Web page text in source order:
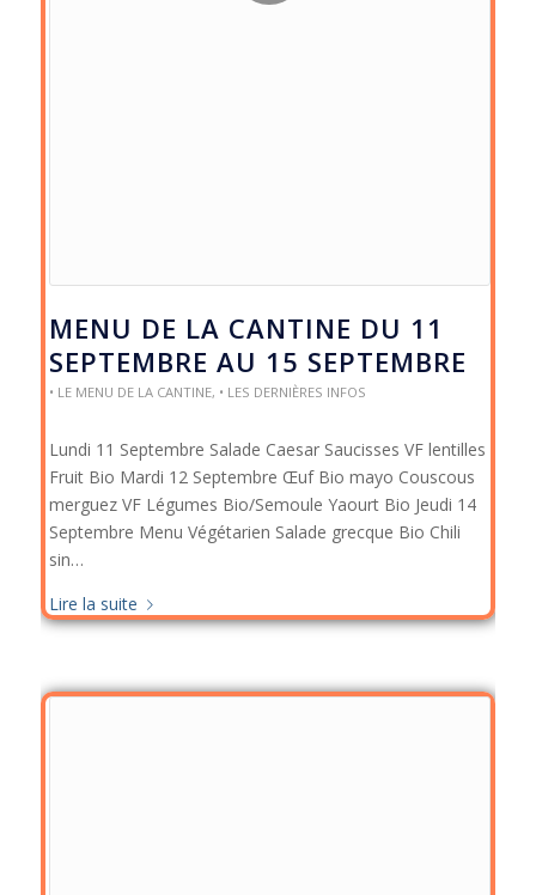
MENU DE LA CANTINE DU 11
SEPTEMBRE AU 15 SEPTEMBRE
• LE MENU DE LA CANTINE, • LES DERNIÈRES INFOS
Lundi 11 Septembre Salade Caesar Saucisses VF lentilles
Fruit Bio Mardi 12 Septembre Œuf Bio mayo Couscous
merguez VF Légumes Bio/Semoule Yaourt Bio Jeudi 14
Septembre Menu Végétarien Salade grecque Bio Chili
sin…
Lire la suite